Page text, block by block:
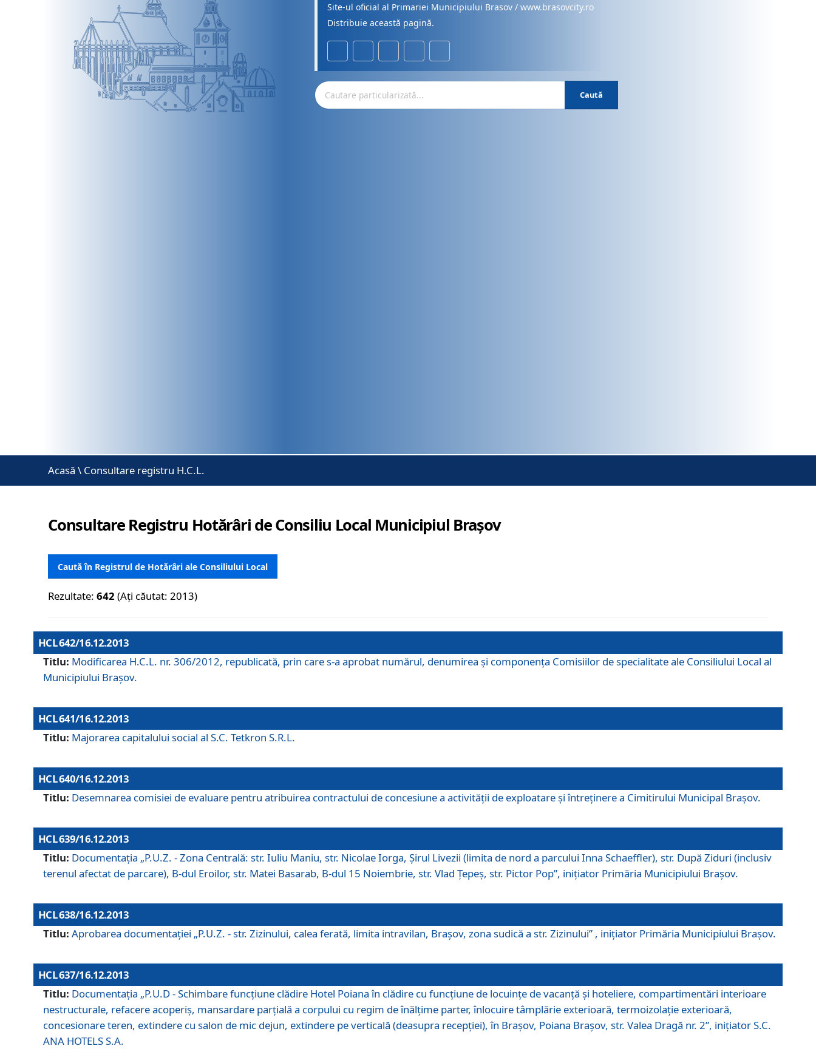
Site-ul oficial al Primariei Municipiului Brasov / www.brasovcity.ro
Distribuie această pagină.
Caută
Acasă \ Consultare registru H.C.L.
Consultare Registru Hotărâri de Consiliu Local Municipiul Brașov
Caută în Registrul de Hotărâri ale Consiliului Local
Rezultate:642 (Ați căutat: 2013)
HCL 642/16.12.2013
Titlu: Modificarea H.C.L. nr. 306/2012, republicată, prin care s-a aprobat numărul, denumirea şi componenţa Comisiilor de specialitate ale Consiliului Local al
Municipiului Braşov.
HCL 641/16.12.2013
Titlu: Majorarea capitalului social al S.C. Tetkron S.R.L.
HCL 640/16.12.2013
Titlu: Desemnarea comisiei de evaluare pentru atribuirea contractului de concesiune a activităţii de exploatare şi întreţinere a Cimitirului Municipal Braşov.
HCL 639/16.12.2013
Titlu: Documentaţia „P.U.Z. - Zona Centrală: str. Iuliu Maniu, str. Nicolae Iorga, Şirul Livezii (limita de nord a parcului Inna Schaeffler), str. După Ziduri (inclusiv
terenul afectat de parcare), B-dul Eroilor, str. Matei Basarab, B-dul 15 Noiembrie, str. Vlad Ţepeş, str. Pictor Pop”, iniţiator Primăria Municipiului Braşov.
HCL 638/16.12.2013
Titlu: Aprobarea documentaţiei „P.U.Z. - str. Zizinului, calea ferată, limita intravilan, Braşov, zona sudică a str. Zizinului” , iniţiator Primăria Municipiului Braşov.
HCL 637/16.12.2013
Titlu: Documentaţia „P.U.D - Schimbare funcţiune clădire Hotel Poiana în clădire cu funcţiune de locuinţe de vacanţă şi hoteliere, compartimentări interioare
nestructurale, refacere acoperiş, mansardare parţială a corpului cu regim de înălţime parter, înlocuire tâmplărie exterioară, termoizolaţie exterioară,
concesionare teren, extindere cu salon de mic dejun, extindere pe verticală (deasupra recepţiei), în Braşov, Poiana Braşov, str. Valea Dragă nr. 2”, iniţiator S.C.
ANA HOTELS S.A.